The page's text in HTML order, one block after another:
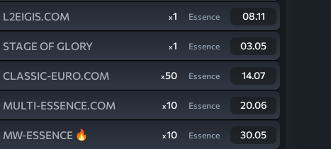
L2EIGIS.COM x1 Essence 08.11
STAGE OF GLORY x1 Essence 03.05
CLASSIC-EURO.COM x50 Essence 14.07
MULTI-ESSENCE.COM x10 Essence 20.06
MW-ESSENCE x10 Essence 30.05